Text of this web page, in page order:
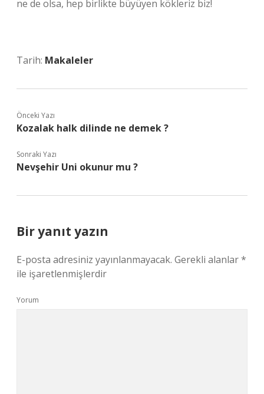
ne de olsa, hep birlikte büyüyen kökleriz biz!
Tarih: Makaleler
Önceki Yazı
Kozalak halk dilinde ne demek ?
Sonraki Yazı
Nevşehir Uni okunur mu ?
Bir yanıt yazın
E-posta adresiniz yayınlanmayacak. Gerekli alanlar*
ile işaretlenmişlerdir
Yorum